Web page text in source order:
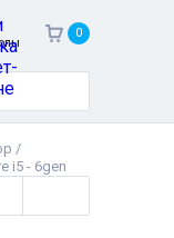
0
/
i5 - 6gen